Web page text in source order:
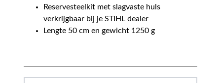
Reservesteelkit met slagvaste huls
verkrijgbaar bij je STIHL dealer
Lengte 50 cm en gewicht 1250 g